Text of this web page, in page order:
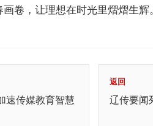
卷，让理想在时光里熠熠生辉
速传媒教育智慧
返回
辽传要闻